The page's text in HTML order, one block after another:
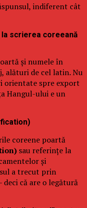
indiferent cât
la scrierea coreeană
și numele în
alături de cel latin. Nu
orientate spre export
Hangul-ului e un
coreene poartă
sau referințe la
și
a trecut prin
că are o legătură